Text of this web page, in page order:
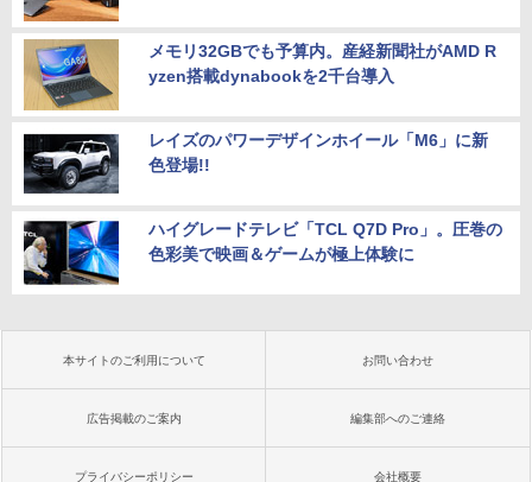
メモリ32GBでも予算内。産経新聞社がAMD R
yzen搭載dynabookを2千台導入
レイズのパワーデザインホイール「M6」に新
色登場!!
ハイグレードテレビ「TCL Q7D Pro」。圧巻の
色彩美で映画＆ゲームが極上体験に
本サイトのご利用について お問い合わせ
広告掲載のご案内 編集部へのご連絡
プライバシーポリシー 会社概要